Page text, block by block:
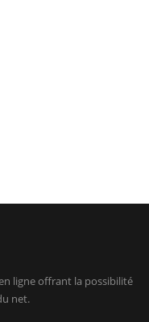
ligne offrant la possibilité
net.